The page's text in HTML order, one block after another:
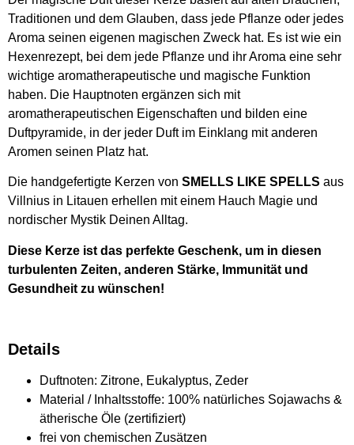
Traditionen und dem Glauben, dass jede Pflanze oder jedes
Aroma seinen eigenen magischen Zweck hat. Es ist wie ein
Hexenrezept, bei dem jede Pflanze und ihr Aroma eine sehr
wichtige aromatherapeutische und magische Funktion
haben. Die Hauptnoten ergänzen sich mit
aromatherapeutischen Eigenschaften und bilden eine
Duftpyramide, in der jeder Duft im Einklang mit anderen
Aromen seinen Platz hat.
Die handgefertigte Kerzen von SMELLS LIKE SPELLS aus
Villnius in Litauen erhellen mit einem Hauch Magie und
nordischer Mystik Deinen Alltag.
Diese Kerze ist das perfekte Geschenk, um in diesen
turbulenten Zeiten, anderen Stärke, Immunität und
Gesundheit zu wünschen!
Details
Duftnoten: Zitrone, Eukalyptus, Zeder
Material / Inhaltsstoffe: 100% natürliches Sojawachs &
ätherische Öle (zertifiziert)
frei von chemischen Zusätzen